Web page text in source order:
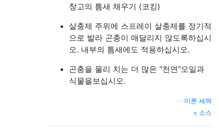
창고의 틈새 채우기 (코킹)
살충제 주위에 스프레이 살충제를 정기적
으로 발라 곤충이 매달리지 않도록하십시
오. 내부의 틈새에도 적용하십시오.
곤충을 물리 치는 더 많은 "천연"오일과
식물을보십시오.
미론 세맥
소스